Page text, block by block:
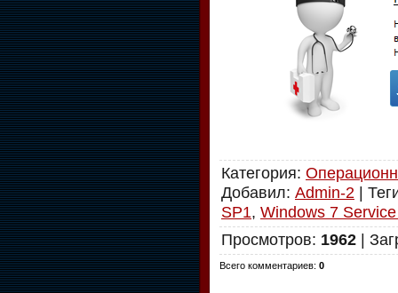
Категория:
Добавил: Admin-2 |
SP1, Windows 7
Просмотров: 1962 |
Всего комментариев: 0